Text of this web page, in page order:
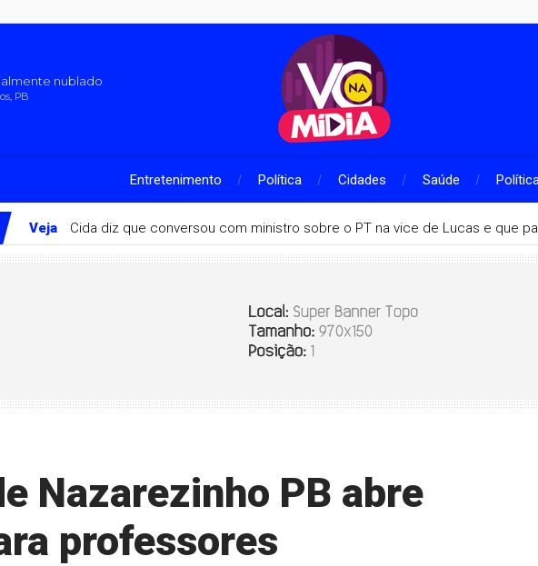
nublado
PB
Entretenimento Política Cidades Saúde
Veja Cida diz que conversou com ministro sobre o PT na vice de Lucas e que
Nazarezinho PB abre
professores